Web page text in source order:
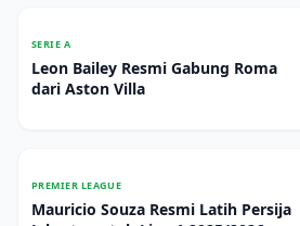
SERIE A
Leon Bailey Resmi Gabung Roma
dari Aston Villa
PREMIER LEAGUE
Mauricio Souza Resmi Latih Persija